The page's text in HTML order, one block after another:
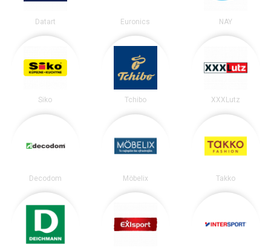
Datart Euronics NAY
Siko Tchibo XXXLutz
Decodom Möbelix Takko